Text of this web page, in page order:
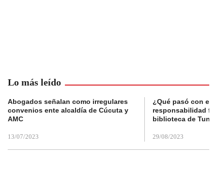
Lo más leído
Abogados señalan como irregulares
convenios ente alcaldía de Cúcuta y
AMC
13/07/2023
¿Qué pasó con el
responsabilidad
biblioteca de
29/08/2023